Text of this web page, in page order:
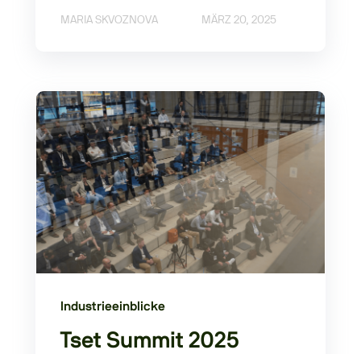
MARIA SKVOZNOVA MÄRZ 20, 2025
Industrieeinblicke
Tset Summit 2025